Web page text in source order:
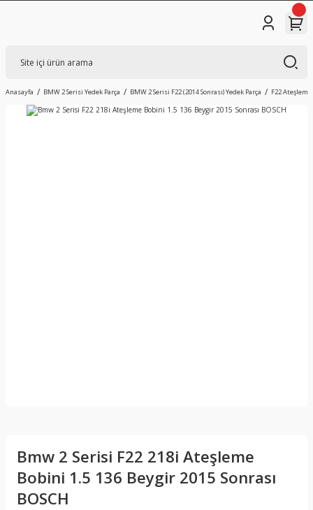
Anasayfa BMW 2 Serisi Yedek Parça BMW 2 Serisi F22 (2014 Sonrası) Yedek Parça F22
Bmw 2 Serisi F22 218i Ateşleme
Bobini 1.5 136 Beygir 2015 Sonrası
BOSCH